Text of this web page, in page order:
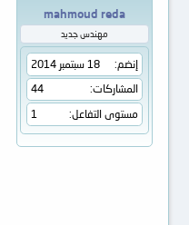
mahmoud reda
مهندس جديد
إنضم
18 سبتمبر 2014
المشاركات
44
مستوى التفاعل
1